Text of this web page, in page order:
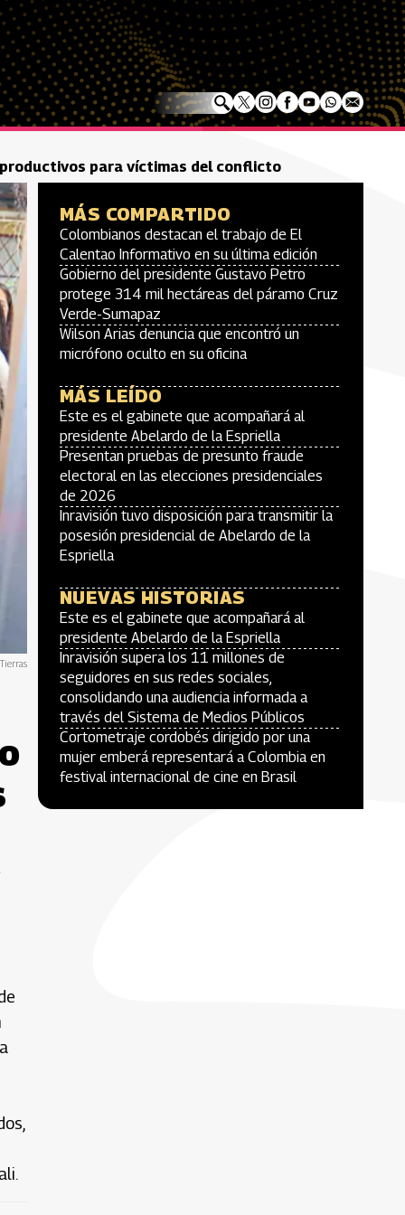
productivos para víctimas del conflicto
MÁS COMPARTIDO
Colombianos destacan el trabajo de El
Calentao Informativo en su última edición
Gobierno del presidente Gustavo Petro
protege 314 mil hectáreas del páramo Cruz
Verde-Sumapaz
Wilson Arias denuncia que encontró un
micrófono oculto en su oficina
MÁS LEÍDO
Este es el gabinete que acompañará al
presidente Abelardo de la Espriella
Presentan pruebas de presunto fraude
electoral en las elecciones presidenciales
de 2026
Inravisión tuvo disposición para transmitir la
posesión presidencial de Abelardo de la
Espriella
NUEVAS HISTORIAS
Este es el gabinete que acompañará al
presidente Abelardo de la Espriella
Inravisión supera los 11 millones de
seguidores en sus redes sociales,
consolidando una audiencia informada a
través del Sistema de Medios Públicos
Cortometraje cordobés dirigido por una
mujer emberá representará a Colombia en
festival internacional de cine en Brasil